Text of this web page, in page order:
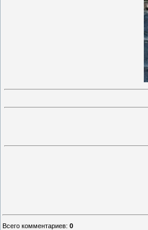
Всего комментариев: 0